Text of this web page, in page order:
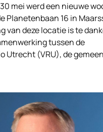
mei werd een nieuwe
Planetenbaan 16 in
van deze locatie is te
tussen de
Utrecht (VRU), de